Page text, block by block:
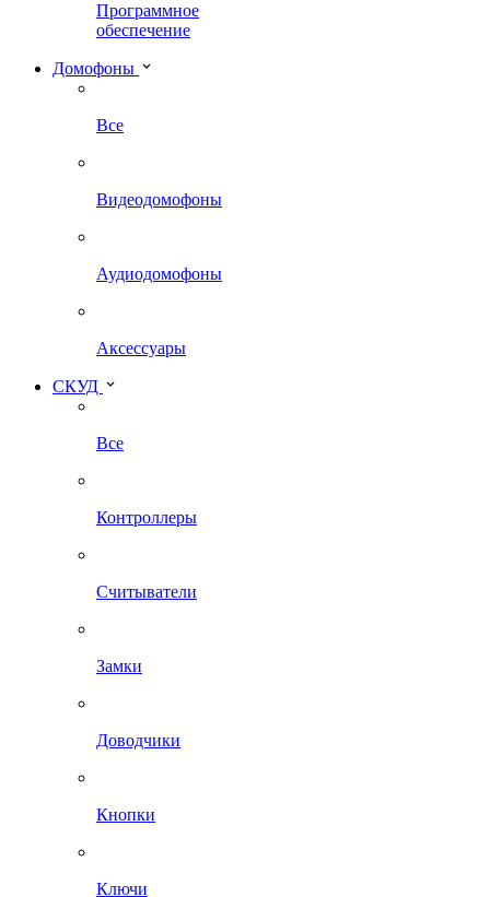
Программное
обеспечение
Домофоны
Все
Видеодомофоны
Аудиодомофоны
Аксессуары
СКУД
Все
Контроллеры
Считыватели
Замки
Доводчики
Кнопки
Ключи